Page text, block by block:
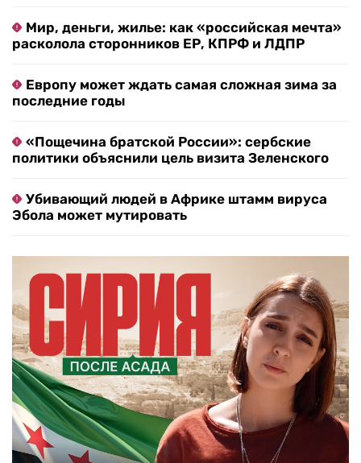
Мир, деньги, жилье: как «российская мечта»
расколола сторонников ЕР, КПРФ и ЛДПР
Европу может ждать самая сложная зима за
последние годы
«Пощечина братской России»: сербские
политики объяснили цель визита Зеленского
Убивающий людей в Африке штамм вируса
Эбола может мутировать